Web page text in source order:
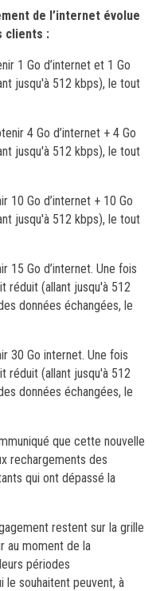
de l’internet évolue
clients :
1 Go d’internet et 1 Go
jusqu'à 512 kbps), le tout
4 Go d’internet + 4 Go
jusqu'à 512 kbps), le tout
10 Go d’internet + 10 Go
jusqu'à 512 kbps), le tout
15 Go d’internet. Une fois
réduit (allant jusqu'à 512
données échangées, le
30 Go internet. Une fois
réduit (allant jusqu'à 512
données échangées, le
que cette nouvelle
rechargements des
qui ont dépassé la
restent sur la grille
au moment de la
périodes
le souhaitent peuvent, à